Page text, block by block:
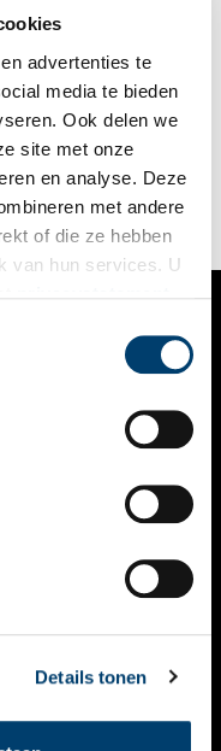
advertenties te
media te bieden
Ook delen we
site met onze
en analyse. Deze
met andere
of die ze hebben
van hun services. U
Details tonen
monument.
ambacht nieuw